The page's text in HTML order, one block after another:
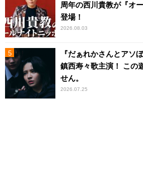
周年の西川貴教が『オ
登場！
2026.08.03
『だぁれかさんとアソ
鎮西寿々歌主演！ この
せん。
2026.07.25